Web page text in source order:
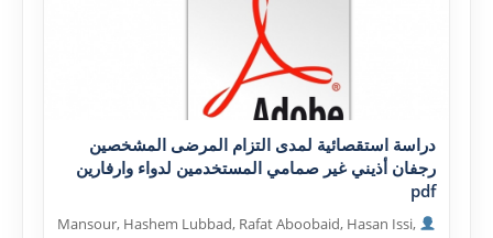
دراسة استقصائية لمدى التزام المرضى المشخصين
رجفان أذيني غير صمامي المستخدمين لدواء وارفارين
pdf
Mansour, Hashem Lubbad, Rafat Aboobaid, Hasan Issi,